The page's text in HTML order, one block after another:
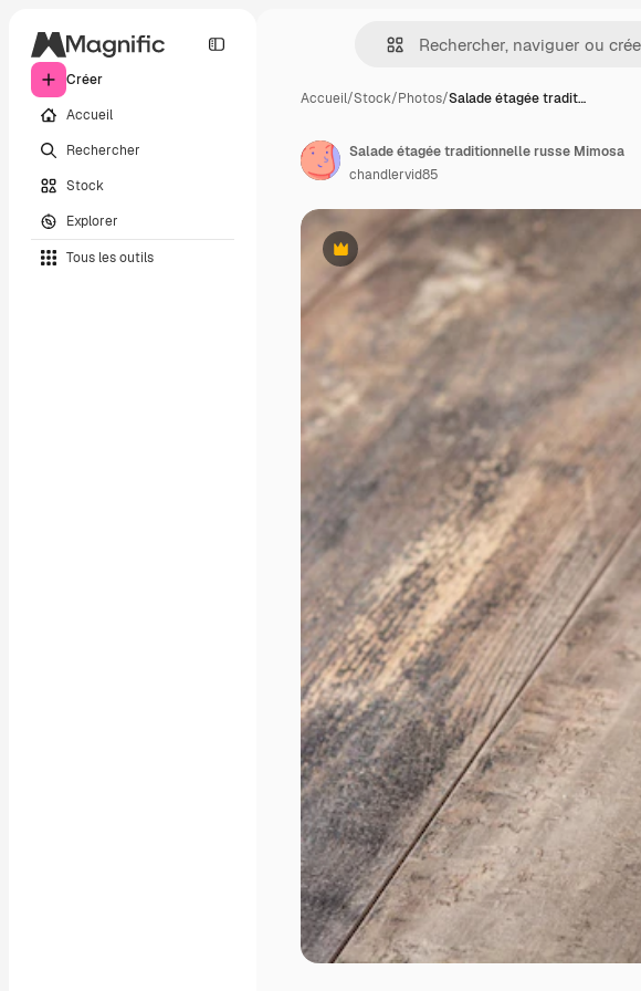
Créer
Accueil
Rechercher
Stock
Explorer
Tous les outils
Accueil/Stock/Photos/Salade étagée tradit…
Premium
Salade étagée traditionnelle russe Mimosa
chandlervid85